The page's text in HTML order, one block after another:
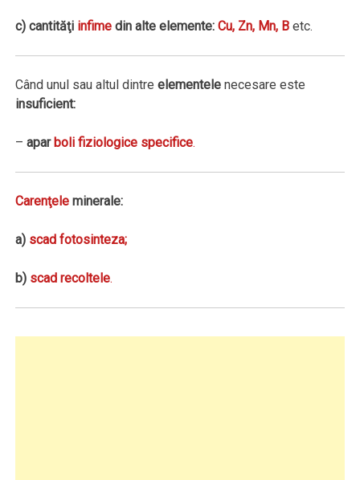
c) cantităţi infime din alte elemente:Cu, Zn, Mn, B etc.
Când unul sau altul dintreelementele necesare este
insuficient:
–aparboli fiziologice specifice.
Carenţele minerale:
a) scad fotosinteza;
b) scad recoltele.